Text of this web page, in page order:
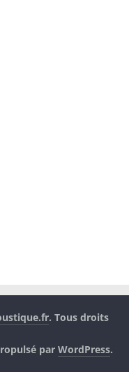
. Tous droits
par WordPress.